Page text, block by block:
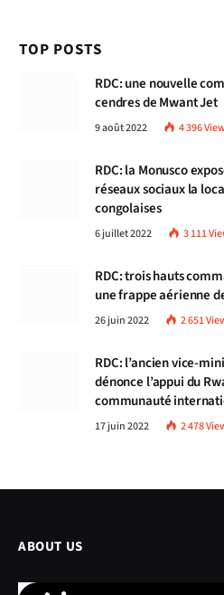
TOP POSTS
RDC: une nouvelle
cendres de Mwant Jet
9 août 2022 4 396
RDC: la Monusco
réseaux sociaux la
congolaises
6 juillet 2022 3 111
RDC: trois hauts
une frappe aérienne
26 juin 2022 2 651
RDC: l’ancien vice-
dénonce l’appui du
communauté
17 juin 2022 2 478
ABOUT US